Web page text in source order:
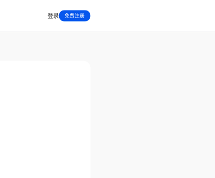
登录 免费注册